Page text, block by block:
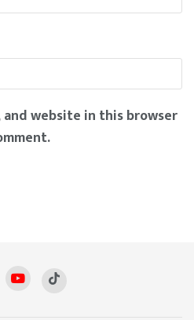
and website in this browser